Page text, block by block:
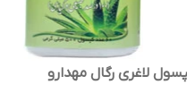
لاغری رگال مهدارو